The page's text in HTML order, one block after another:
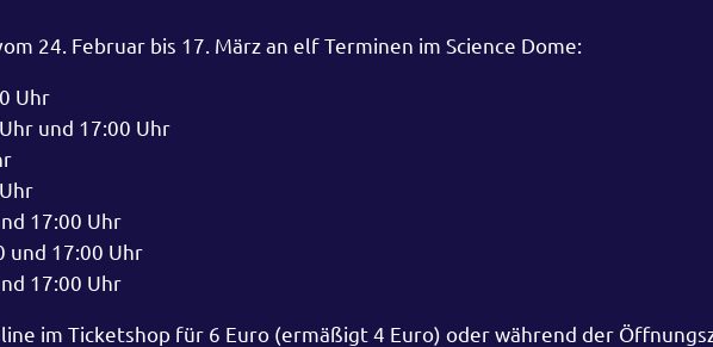
24. Februar bis 17. März an elf Terminen im Science Dome:
Uhr
und 17:00 Uhr
17:00 Uhr
und 17:00 Uhr
17:00 Uhr
im Ticketshop für 6 Euro (ermäßigt 4 Euro) oder während der